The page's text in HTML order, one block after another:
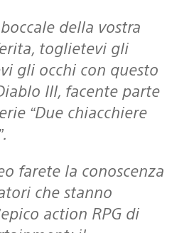
toglietevi gli
gli occhi con questo
III, facente parte
“Due chiacchiere
che stanno
action RPG di